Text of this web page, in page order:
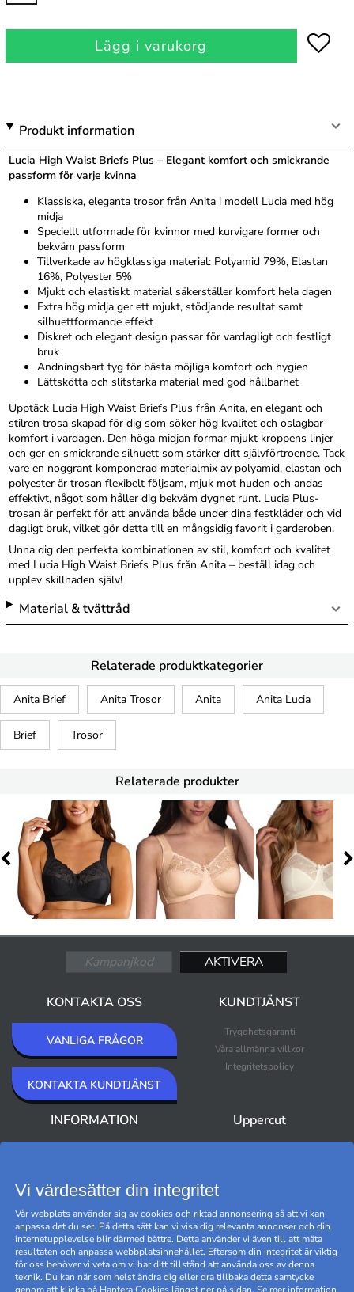
Lägg i varukorg
Produkt information
Lucia High Waist Briefs Plus – Elegant komfort och smickrande
passform för varje kvinna
Klassiska, eleganta trosor från Anita i modell Lucia med hög
midja
Speciellt utformade för kvinnor med kurvigare former och
bekväm passform
Tillverkade av högklassiga material: Polyamid 79%, Elastan
16%, Polyester 5%
Mjukt och elastiskt material säkerställer komfort hela dagen
Extra hög midja ger ett mjukt, stödjande resultat samt
silhuettformande effekt
Diskret och elegant design passar för vardagligt och festligt
bruk
Andningsbart tyg för bästa möjliga komfort och hygien
Lättskötta och slitstarka material med god hållbarhet
Upptäck Lucia High Waist Briefs Plus från Anita, en elegant och
stilren trosa skapad för dig som söker hög kvalitet och oslagbar
komfort i vardagen. Den höga midjan formar mjukt kroppens linjer
och ger en smickrande silhuett som stärker ditt självförtroende. Tack
vare en noggrant komponerad materialmix av polyamid, elastan och
polyester är trosan flexibelt följsam, mjuk mot huden och andas
effektivt, något som håller dig bekväm dygnet runt. Lucia Plus-
trosan är perfekt för att använda både under dina festkläder och vid
dagligt bruk, vilket gör detta till en mångsidig favorit i garderoben.
Unna dig den perfekta kombinationen av stil, komfort och kvalitet
med Lucia High Waist Briefs Plus från Anita – beställ idag och
upplev skillnaden själv!
Material & tvättråd
Relaterade produktkategorier
Anita Brief Anita Trosor Anita Anita Lucia
Brief Trosor
Relaterade produkter
KONTAKTA OSS
VANLIGA FRÅGOR
KONTAKTA KUNDTJÄNST
KUNDTJÄNST
Trygghetsgaranti
Våra allmänna villkor
Integritetspolicy
INFORMATION Uppercut
Black Friday
Hantera cookies
Vi värdesätter din integritet
Vår webplats använder sig av cookies och riktad annonsering så att vi kan
anpassa det du ser. På detta sätt kan vi visa dig relevanta annonser och din
internetupplevelse blir därmed bättre. Detta använder vi även till att mäta
resultaten och anpassa webbplatsinnehållet. Eftersom din integritet är viktig
för oss behöver vi veta om vi har ditt tillstånd att använda oss av denna
teknik. Du kan när som helst ändra dig eller dra tillbaka detta samtycke